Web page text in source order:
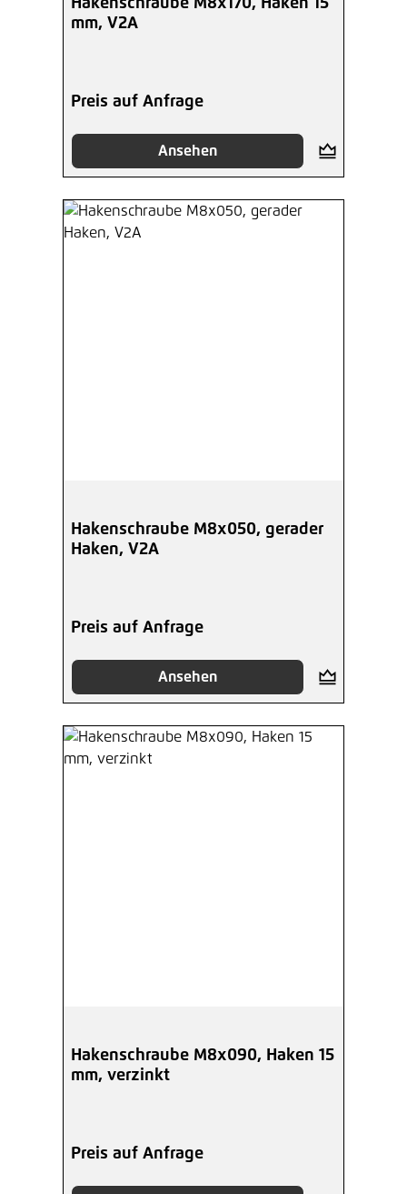
mm, V2A
Preis auf Anfrage
Ansehen
Hakenschraube M8x050, gerader
Haken, V2A
Preis auf Anfrage
Ansehen
Hakenschraube M8x090, Haken 15
mm, verzinkt
Preis auf Anfrage